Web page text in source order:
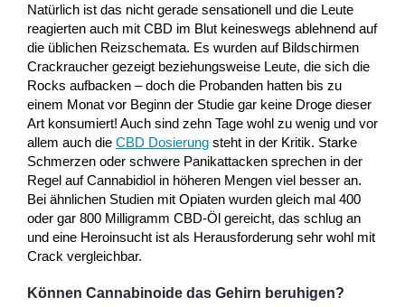
Natürlich ist das nicht gerade sensationell und die Leute
reagierten auch mit CBD im Blut keineswegs ablehnend auf
die üblichen Reizschemata. Es wurden auf Bildschirmen
Crackraucher gezeigt beziehungsweise Leute, die sich die
Rocks aufbacken – doch die Probanden hatten bis zu
einem Monat vor Beginn der Studie gar keine Droge dieser
Art konsumiert! Auch sind zehn Tage wohl zu wenig und vor
allem auch die CBD Dosierung steht in der Kritik. Starke
Schmerzen oder schwere Panikattacken sprechen in der
Regel auf Cannabidiol in höheren Mengen viel besser an.
Bei ähnlichen Studien mit Opiaten wurden gleich mal 400
oder gar 800 Milligramm CBD-Öl gereicht, das schlug an
und eine Heroinsucht ist als Herausforderung sehr wohl mit
Crack vergleichbar.
Können Cannabinoide das Gehirn beruhigen?